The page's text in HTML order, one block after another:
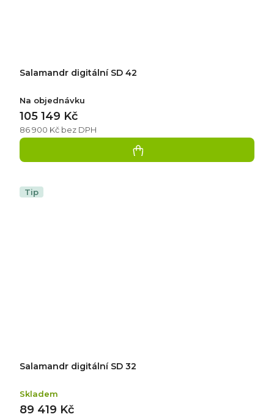
Salamandr digitální SD 42
Na objednávku
86 900 Kč bez DPH
105 149 Kč
Tip
Salamandr digitální SD 32
Skladem
89 419 Kč